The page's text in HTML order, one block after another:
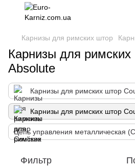
Карнизы для римских штор
Карнизы для
Absolute
Карнизы для римских штор
Карнизы для римских штор
Цепь управления металлическая
Фильтр